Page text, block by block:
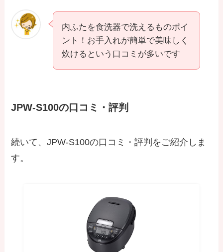
内ふたを食洗器で洗えるものポイ
ント！お手入れが簡単で美味しく
炊けるという口コミが多いです
JPW-S100の口コミ・評判
続いて、JPW-S100の口コミ・評判をご紹介しま
す。